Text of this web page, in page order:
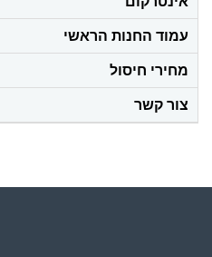
עמוד החנות הראשי
מחירי חיסול
צור קשר